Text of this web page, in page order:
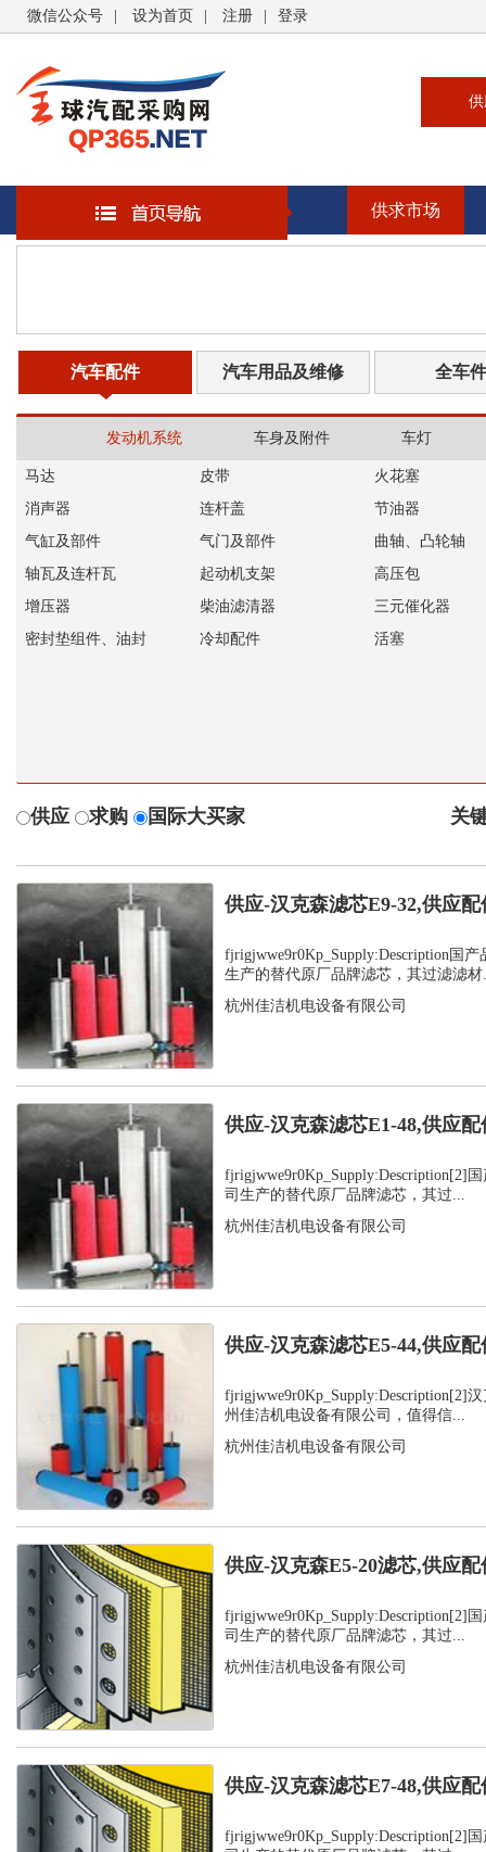
微信公众号 设为首页 注册 登录
供求市场
汽车配件 汽车用品及维修 全车件
发动机系统 车身及附件 车灯
马达 皮带
火花塞
消声器
连杆盖
节油器
气缸及部件
气门及部件
曲轴、凸轮轴
轴瓦及连杆瓦
起动机支架
高压包
增压器
柴油滤清器
三元催化器
密封垫组件、油封
冷却配件 活塞
供应 求购 国际大买家 关
供应-汉克森滤芯E9-32,供应配
fjrigjwwe9r0Kp_Supply:Description国
生产的替代原厂品牌滤芯，其过滤滤材
杭州佳洁机电设备有限公司
供应-汉克森滤芯E1-48,供应配
fjrigjwwe9r0Kp_Supply:Description[2]
司生产的替代原厂品牌滤芯，其过...
杭州佳洁机电设备有限公司
供应-汉克森滤芯E5-44,供应配
fjrigjwwe9r0Kp_Supply:Description[2]
州佳洁机电设备有限公司，值得信...
杭州佳洁机电设备有限公司
供应-汉克森E5-20滤芯,供应配
fjrigjwwe9r0Kp_Supply:Description[2]
司生产的替代原厂品牌滤芯，其过...
杭州佳洁机电设备有限公司
供应-汉克森滤芯E7-48,供应配
fjrigjwwe9r0Kp_Supply:Description[2]